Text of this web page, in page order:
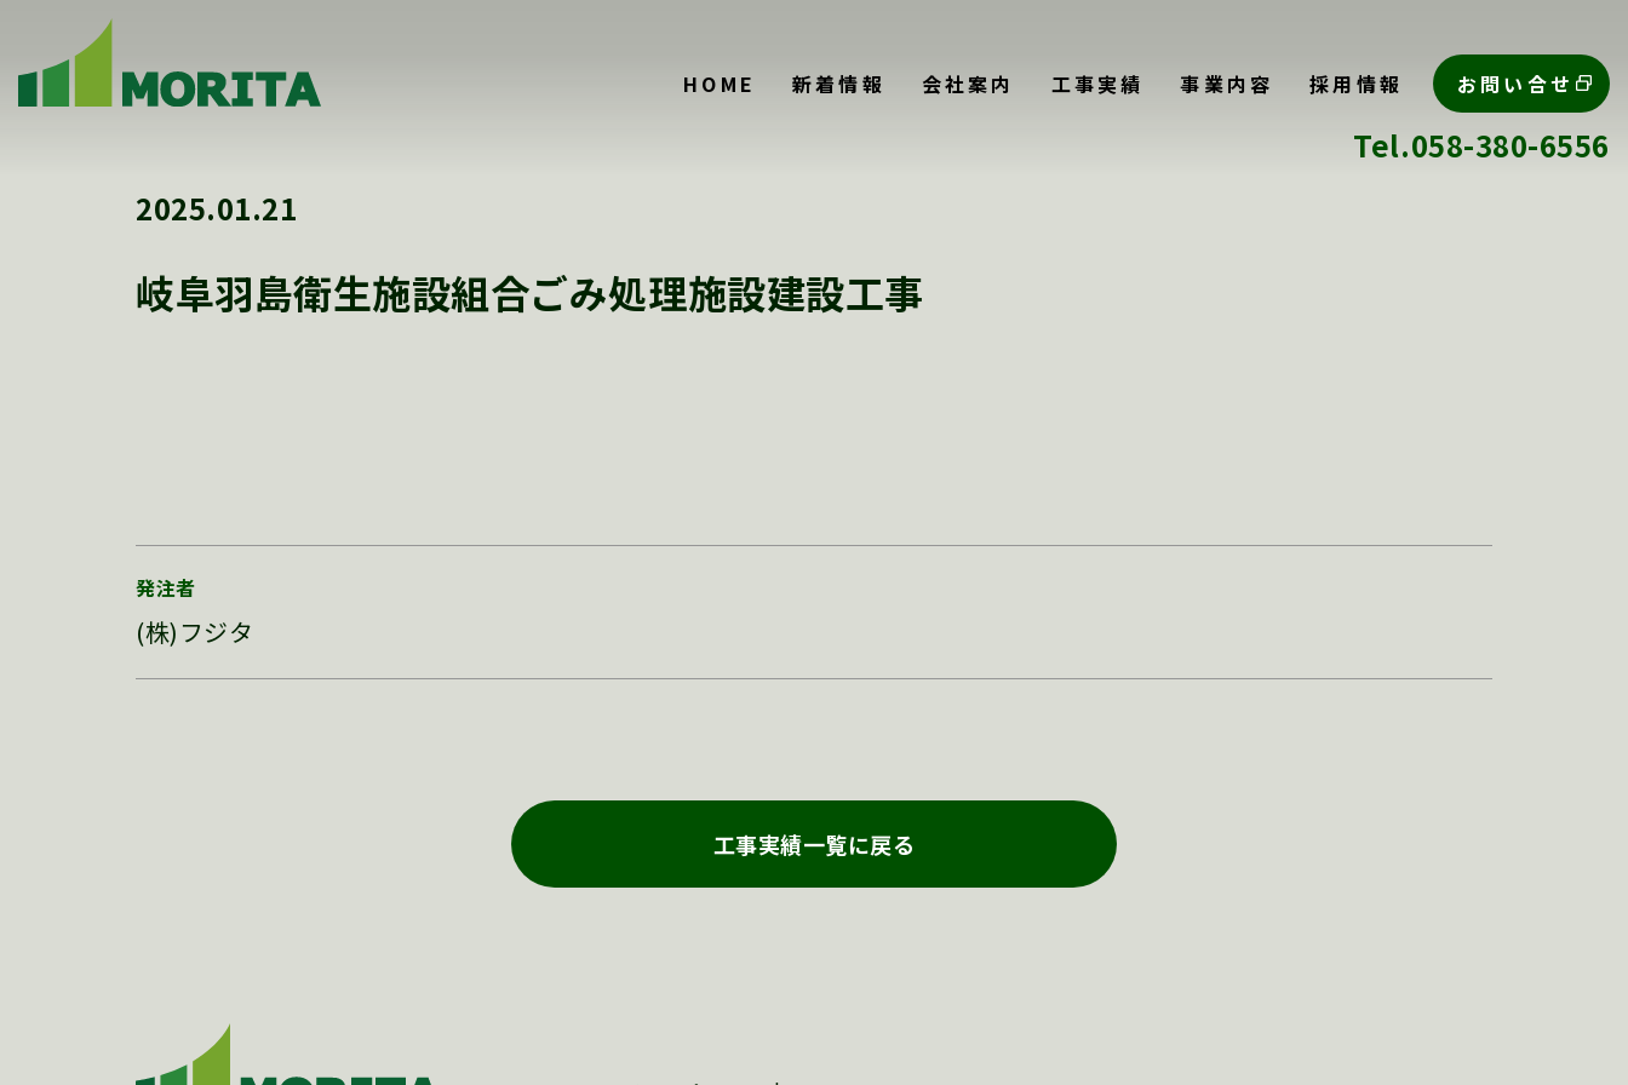
HOME 新着情報 会社案内 工事実績 事業内容 採用情報 お問い合せ
Tel.058-380-6556
2025.01.21
岐阜羽島衛生施設組合ごみ処理施設建設工事
発注者
(株)フジタ
工事実績一覧に戻る